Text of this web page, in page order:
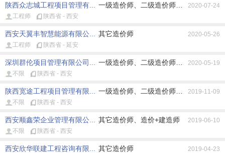
陕西众志城工程项目管理有... 一级造价师、二级造价师、原住建部造
2020-07-24
工程师
陕西省 - 西安
西安天翼丰智慧能源有限公... 其它造价师
2020-05-26
工程师
陕西省 - 延安
深圳群伦项目管理有限公司... 一级造价师、二级造价师、原住建部造
2020-05-19
不限
陕西省 - 西安
陕西宽途工程项目管理有限... 一级造价师、二级造价师、原住建部造
2019-11-09
不限
陕西省 - 西安
西安顺鑫荣企业管理有限公... 其它造价师、造价+建造师
2019-06-10
不限
陕西省 - 西安
西安欣华联建工程咨询有限... 其它造价师
2019-04-23